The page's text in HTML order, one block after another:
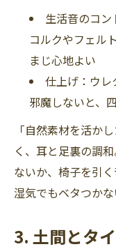
生活音のコ
コルクやフェル
まじ心地よい
仕上げ：ウレ
邪魔しないと、
「自然素材を活か
く、耳と足裏の調
ないか、椅子を引
湿気でもベタつか
3. 土間とタ